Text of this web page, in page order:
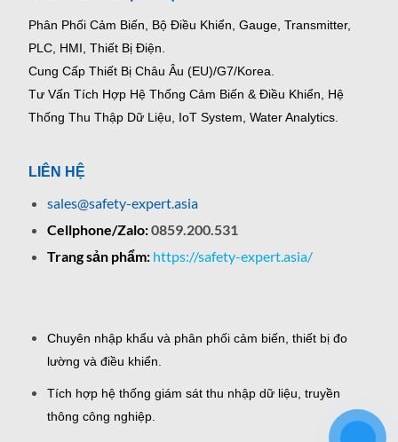
Phân Phối Cảm Biến, Bộ Điều Khiển, Gauge, Transmitter,
PLC, HMI, Thiết Bị Điện.
Cung Cấp Thiết Bị Châu Âu (EU)/G7/Korea.
Tư Vấn Tích Hợp Hệ Thống Cảm Biến & Điều Khiển, Hệ
Thống Thu Thập Dữ Liệu, IoT System, Water Analytics.
LIÊN HỆ
sales@safety-expert.asia
Cellphone/Zalo:0859.200.531
Trang sản phẩm: https://safety-expert.asia/
Chuyên nhập khẩu và phân phối cảm biến, thiết bị đo
lường và điều khiển.
Tích hợp hệ thống giám sát thu nhập dữ liệu, truyền
thông công nghiệp.